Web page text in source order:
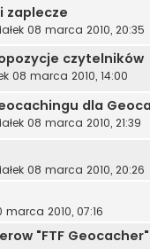
zaplecze
08 marca 2010, 20:35
czytelników
08 marca 2010, 14:00
dla
08 marca 2010, 21:39
08 marca 2010, 20:26
marca 2010, 07:16
"FTF Geocacher"